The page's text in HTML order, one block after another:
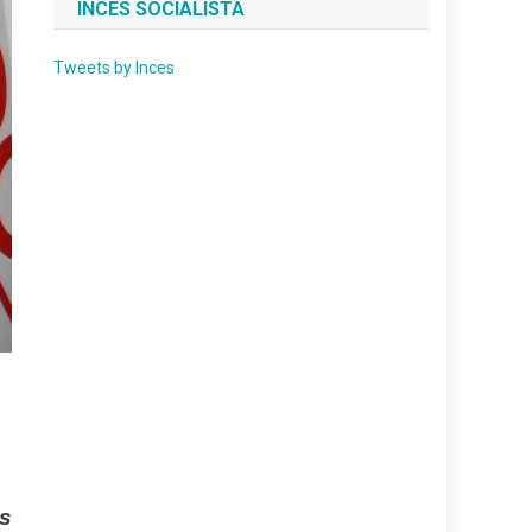
INCES SOCIALISTA
Tweets by Inces